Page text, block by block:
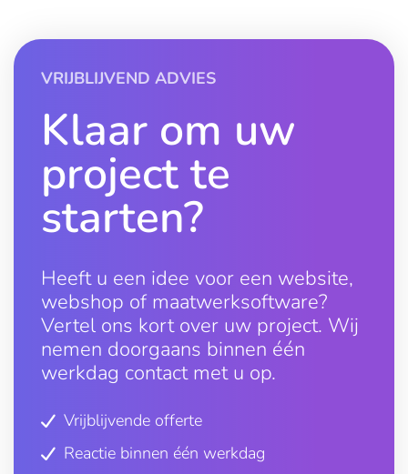
VRIJBLIJVEND ADVIES
Klaar om uw
project te
starten?
Heeft u een idee voor een website,
webshop of maatwerksoftware?
Vertel ons kort over uw project. Wij
nemen doorgaans binnen één
werkdag contact met u op.
Vrijblijvende offerte
Reactie binnen één werkdag